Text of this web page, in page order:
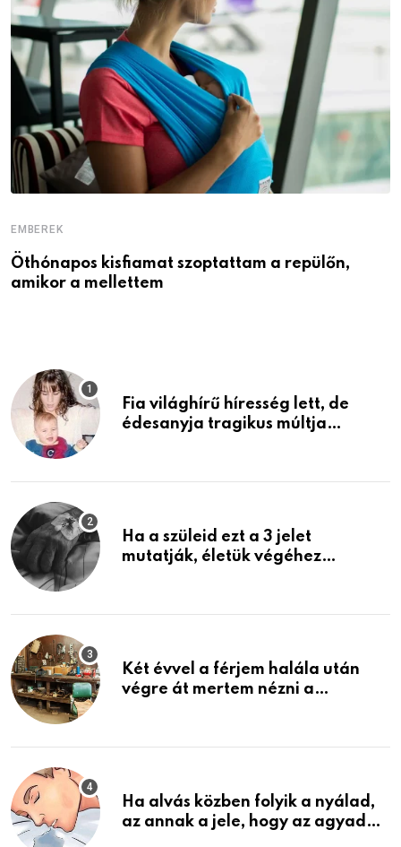
EMBEREK
Öthónapos kisfiamat szoptattam a repülőn,
amikor a mellettem
Fia világhírű híresség lett, de
édesanyja tragikus múltja
Ha a szüleid ezt a 3 jelet
mutatják, életük végéhez
Két évvel a férjem halála után
végre át mertem nézni a
életemet
Ha alvás közben folyik a nyálad,
az annak a jele, hogy az agyad…